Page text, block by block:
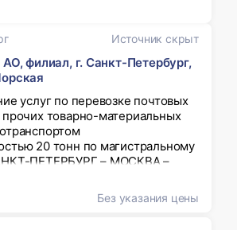
Источник скрыт
филиал, г. Санкт-Петербург,
услуг по перевозке почтовых
товарно-материальных
20 тонн по магистральному
ПЕТЕРБУРГ – МОСКВА –
– САНКТ-ПЕТЕРБУРГ»,
Санкт-Петербурга иБез указания цены